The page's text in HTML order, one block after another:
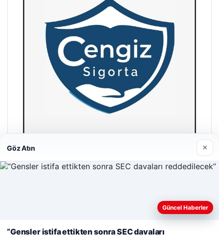
Hastaş Beton
Web sitemizi nasıl kullandığınızı daha iyi anlayabilmek,
Göz Atın ×
Güncel Haberler
“Gensler istifa ettikten sonra SEC davaları